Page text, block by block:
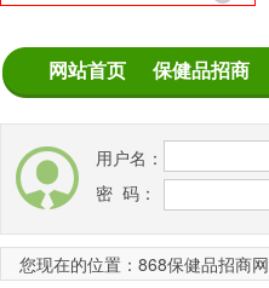
网站首页 保健品招商
用户名：
密 码：
您现在的位置： 868保健品招商网